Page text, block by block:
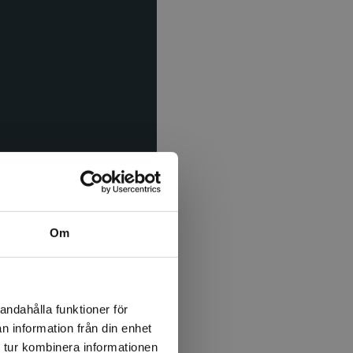
Om
funktioner för
information från din enhet
kombinera informationen
språkkunskap,
vi nivån för lärandet
att få vidareutveckla